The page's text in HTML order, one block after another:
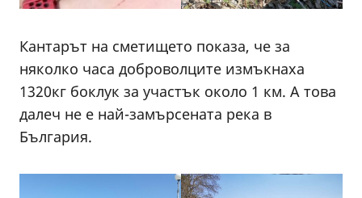
Кантарът на сметището показа, че за
няколко часа доброволците измъкнаха
1320кг боклук за участък около 1 км. А това
далеч не е най-замърсената река в
България.